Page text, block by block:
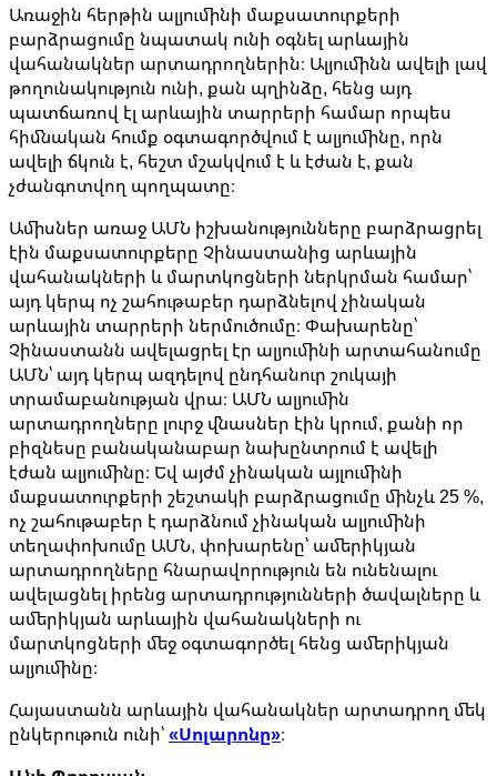
Առաջին հերթին ալյումինի մաքսատուրքերի
բարձրացումը նպատակ ունի օգնել արևային
վահանակներ արտադրողներին։ Ալյումինն ավելի լավ
թողունակություն ունի, քան պղինձը, հենց այդ
պատճառով էլ արևային տարրերի համար որպես
հիմնական հումք օգտագործվում է ալյումինը, որն
ավելի ճկուն է, հեշտ մշակվում է և էժան է, քան
չժանգոտվող պողպատը։
Ամիսներ առաջ ԱՄՆ իշխանությունները բարձրացրել
էին մաքսատուրքերը Չինաստանից արևային
վահանակների և մարտկոցների ներկրման համար՝
այդ կերպ ոչ շահութաբեր դարձնելով չինական
արևային տարրերի ներմուծումը։ Փախարենը՝
Չինաստանն ավելացրել էր ալյումինի արտահանումը
ԱՄՆ՝ այդ կերպ ազդելով ընդհանուր շուկայի
տրամաբանության վրա։ ԱՄՆ ալյումին
արտադրողները լուրջ վնասներ էին կրում, քանի որ
բիզնեսը բանականաբար նախընտրում է ավելի
էժան ալյումինը։ Եվ այժմ չինական այլումինի
մաքսատուրքերի շեշտակի բարձրացումը մինչև 25 %,
ոչ շահութաբեր է դարձնում չինական ալյումինի
տեղափոխումը ԱՄՆ, փոխարենը՝ ամերիկյան
արտադրողները հնարավորություն են ունենալու
ավելացնել իրենց արտադրությունների ծավալները և
ամերիկյան արևային վահանակների ու
մարտկոցների մեջ օգտագործել հենց ամերիկյան
ալյումինը։
Հայաստանն արևային վահանակներ արտադրող մեկ
ընկերութուն ունի՝«Սոլարոնը»։